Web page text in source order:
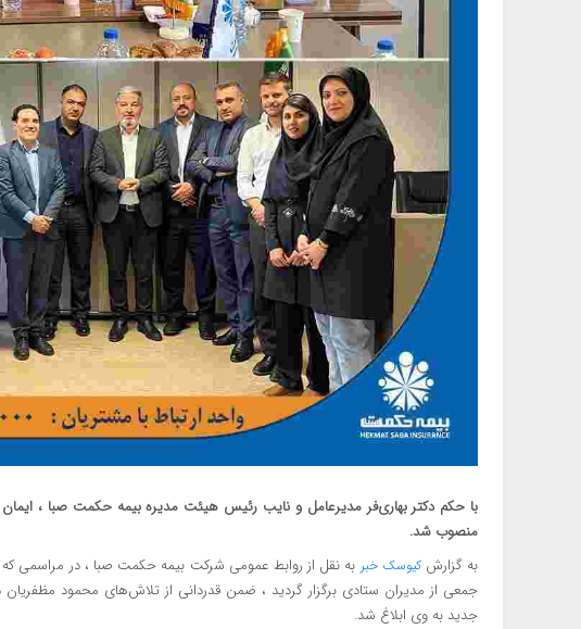
با حکم دکتر بهاری‌فر مدیرعامل و نایب رئیس هیئت مدیره بیمه حکمت صبا ،
منصوب شد.
به گزارشکیوسک خبر به نقل از روابط عمومی شرکت بیمه حکمت صبا ، در مراسمی
جمعی از مدیران ستادی برگزار گردید ، ضمن قدردانی از تلاش‌های محمود
جدید به وی ابلاغ شد.